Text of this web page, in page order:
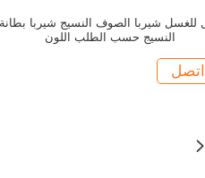
للغسل شيربا الصوف النسيج شيربا بطانة
النسيج حسب الطلب اللون
اتصل